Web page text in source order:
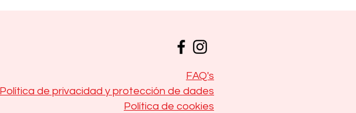
FAQ's
Política de privacidad y protección de dades
Política de cookies